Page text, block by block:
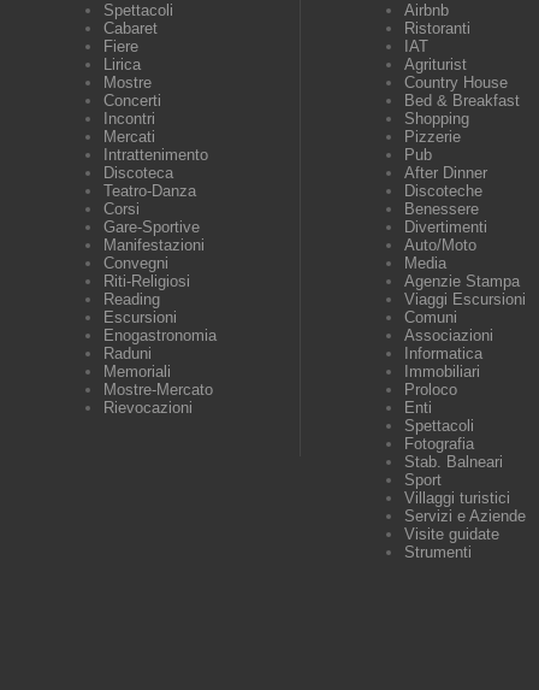
Spettacoli
Cabaret
Fiere
Lirica
Mostre
Concerti
Incontri
Mercati
Intrattenimento
Discoteca
Teatro-Danza
Corsi
Gare-Sportive
Manifestazioni
Convegni
Riti-Religiosi
Reading
Escursioni
Enogastronomia
Raduni
Memoriali
Mostre-Mercato
Rievocazioni
Airbnb
Ristoranti
IAT
Agriturist
Country House
Bed & Breakfast
Shopping
Pizzerie
Pub
After Dinner
Discoteche
Benessere
Divertimenti
Auto/Moto
Media
Agenzie Stampa
Viaggi Escursioni
Comuni
Associazioni
Informatica
Immobiliari
Proloco
Enti
Spettacoli
Fotografia
Stab. Balneari
Sport
Villaggi turistici
Servizi e Aziende
Visite guidate
Strumenti